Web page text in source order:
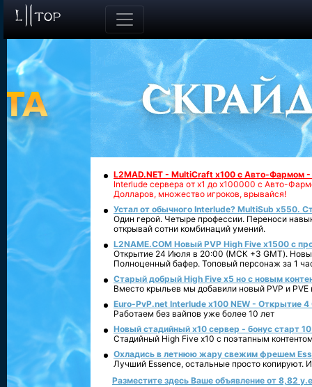
L2MAD.NET - MultiCraft x100 с Авто-Фармом
Interlude сервера от х1 до х100000 с Авто-
Долларов, множество игроков, врывайся!
Устал от обычного Interlude? MultiSub x550.
Один герой. Четыре профессии. Переноси
открывай сотни комбинаций умений.
L2NAME.COM Новый PVP High Five x1500 с
Открытие 24 Июля в 20:00 (МСК +3 GMT).
Полноценный бафер. Топовый персонаж за 1
Старый добрый High Five x5 но с новым
Вместо крыльев мы добавили новый PVP и PVE
Euro-PvP.net Interlude х100 NEW - Открытие 4
Работаем без вайпов уже более 10 лет
Новый стадийный х10 сервер - бонус старт
Стадийный High Five x10 с поэтапным
Охладись в летнюю жару свежим фрешем
Лучший Essence, остальные просто копируют.
Разместите здесь Ваше объявление от 8,82